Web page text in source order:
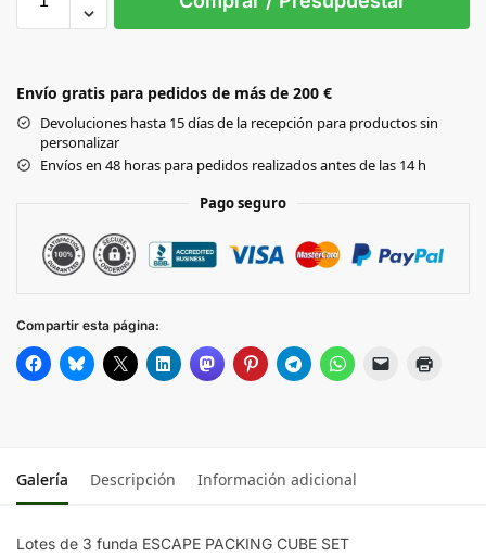
Envío gratis para pedidos de más de 200 €
Devoluciones hasta 15 días de la recepción para productos sin
personalizar
Envíos en 48 horas para pedidos realizados antes de las 14 h
Pago seguro
Compartir esta página:
Galería Descripción Información adicional
Lotes de 3 funda ESCAPE PACKING CUBE SET